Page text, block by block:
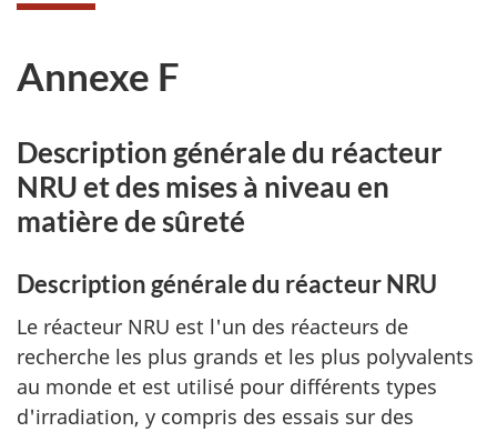
Annexe F
Description générale du réacteur
NRU et des mises à niveau en
matière de sûreté
Description générale du réacteur NRU
Le réacteur NRU est l'un des réacteurs de
recherche les plus grands et les plus polyvalents
au monde et est utilisé pour différents types
d'irradiation, y compris des essais sur des